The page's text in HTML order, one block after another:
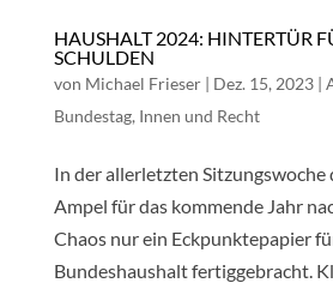
HAUSHALT 2024: HINTERTÜR
SCHULDEN
von Michael Frieser| Dez. 15, 2023|
Bundestag, Innen und Recht
In der allerletzten Sitzungswoche
Ampel für das kommende Jahr
Chaos nur ein Eckpunktepapier
Bundeshaushalt fertiggebracht.